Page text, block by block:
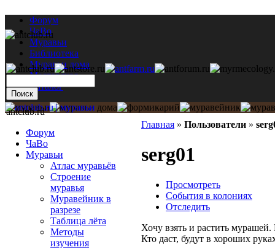
Форум
ЧаВо
Муравьи
Библиотека
Муравьи дома
Мастерская
Каталог
Главная » Пользователи »
serg01
Просмотреть
События в колониях
Отследить
Хочу взять и растить
Кто даст, будут в хороших
antclub.ru
Форум
ЧаВо
Муравьи
Атлас муравьёв
Строение
муравья
Муравейник в
разрезе
Таблица лёта
Методы
изучения